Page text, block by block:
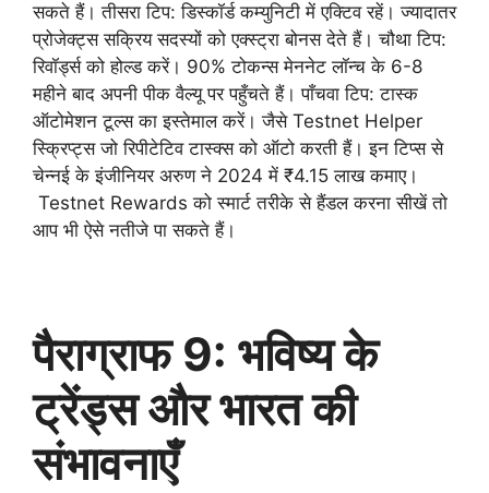
सकते हैं। तीसरा टिप: डिस्कॉर्ड कम्युनिटी में एक्टिव रहें। ज्यादातर
प्रोजेक्ट्स सक्रिय सदस्यों को एक्स्ट्रा बोनस देते हैं। चौथा टिप:
रिवॉर्ड्स को होल्ड करें। 90% टोकन्स मेननेट लॉन्च के 6-8
महीने बाद अपनी पीक वैल्यू पर पहुँचते हैं। पाँचवा टिप: टास्क
ऑटोमेशन टूल्स का इस्तेमाल करें। जैसे Testnet Helper
स्क्रिप्ट्स जो रिपीटेटिव टास्क्स को ऑटो करती हैं। इन टिप्स से
चेन्नई के इंजीनियर अरुण ने 2024 में ₹4.15 लाख कमाए।
Testnet Rewards को स्मार्ट तरीके से हैंडल करना सीखें तो
आप भी ऐसे नतीजे पा सकते हैं।
पैराग्राफ 9: भविष्य के
ट्रेंड्स और भारत की
संभावनाएँ